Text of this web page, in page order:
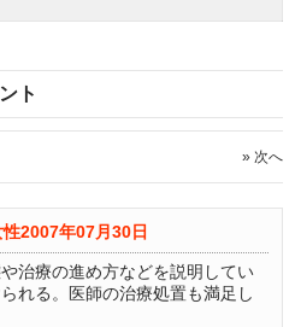
ト
» 次へ
2007年07月30日
治療の進め方などを説明してい
れる。医師の治療処置も満足し